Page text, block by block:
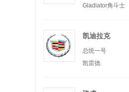
Gladiator角斗士
凯迪拉克
总统一号
凯雷德